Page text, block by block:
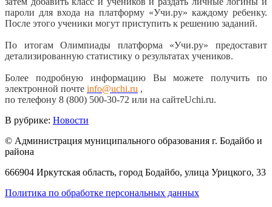
пароли для входа на платформу «Учи.ру» каждому ребенку.
После этого ученики могут приступить к решению заданий.
По итогам Олимпиады платформа «Учи.ру» предоставит
детализированную статистику о результатах учеников.
Более подробную информацию Вы можете получить по
электронной почте info@uchi.ru ,
по телефону 8 (800) 500-30-72 или на сайтеUchi.ru.
В рубрике: Новости
© Администрация муниципального образования г. Бодайбо и
района
666904 Иркутская область, город Бодайбо, улица Урицкого, 33
Политика по обработке персональных данных